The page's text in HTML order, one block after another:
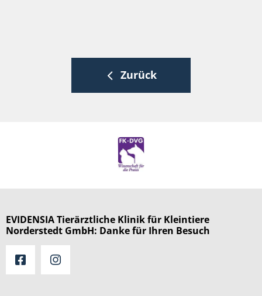
Zurück
EVIDENSIA Tierärztliche Klinik für Kleintiere
Norderstedt GmbH: Danke für Ihren Besuch